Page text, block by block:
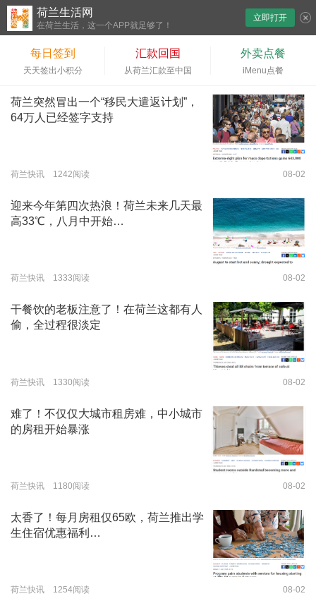
荷兰生活网
在荷兰生活，这一个APP就足够了！
立即打开
每日签到
天天签出小积分
汇款回国
从荷兰汇款至中国
外卖点餐
iMenu点餐
荷兰突然冒出一个“移民大遣返计划”，
64万人已经签字支持
荷兰快讯 1242阅读 08-02
迎来今年第四次热浪！荷兰未来几天最
高33℃，八月中开始…
荷兰快讯 1333阅读 08-02
干餐饮的老板注意了！在荷兰这都有人
偷，全过程很淡定
荷兰快讯 1330阅读 08-02
难了！不仅仅大城市租房难，中小城市
的房租开始暴涨
荷兰快讯 1180阅读 08-02
太香了！每月房租仅65欧，荷兰推出学
生住宿优惠福利…
荷兰快讯 1254阅读 08-02